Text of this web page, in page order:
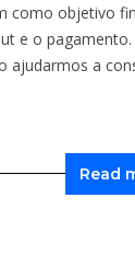
como objetivo
e o
ajudarmos a
Read